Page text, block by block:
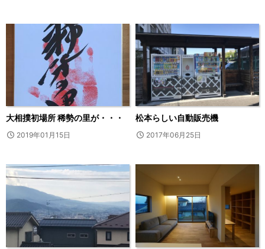
大相撲初場所 稀勢の里が・・・
2019年01月15日
松本らしい自動販売機
2017年06月25日